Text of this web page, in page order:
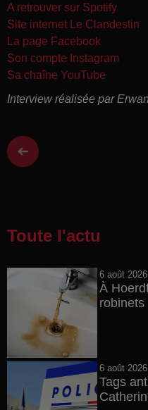
A retrouver sur Spotify
Site internet Le Clandestin
La page Facebook
Son compte Instagram
Sa chaîne YouTube
Interview réalisée par
Toute l'actu
6 août 2026
À
robinets
6 août 2026
Tags